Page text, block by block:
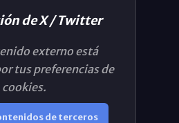
de X / Twitter
externo está
tus preferencias de
cookies.
de terceros